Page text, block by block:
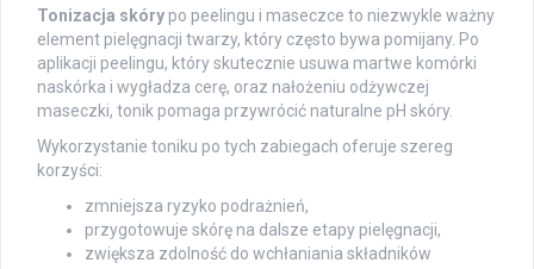
Tonizacja skóry po peelingu i maseczce to niezwykle ważny
element pielęgnacji twarzy, który często bywa pomijany. Po
aplikacji peelingu, który skutecznie usuwa martwe komórki
naskórka i wygładza cerę, oraz nałożeniu odżywczej
maseczki, tonik pomaga przywrócić naturalne pH skóry.
Wykorzystanie toniku po tych zabiegach oferuje szereg
korzyści:
zmniejsza ryzyko podrażnień,
przygotowuje skórę na dalsze etapy pielęgnacji,
zwiększa zdolność do wchłaniania składników